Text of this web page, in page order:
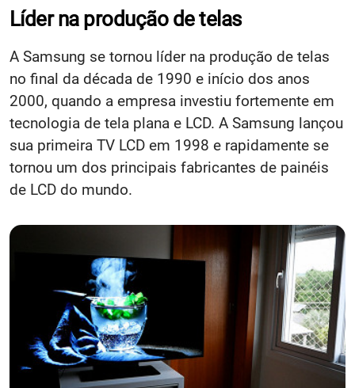
Líder na produção de telas
A Samsung se tornou líder na produção de telas
no final da década de 1990 e início dos anos
2000, quando a empresa investiu fortemente em
tecnologia de tela plana e LCD. A Samsung lançou
sua primeira TV LCD em 1998 e rapidamente se
tornou um dos principais fabricantes de painéis
de LCD do mundo.